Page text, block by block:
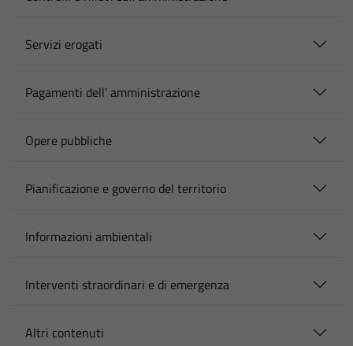
Servizi erogati
Pagamenti dell' amministrazione
Opere pubbliche
Pianificazione e governo del territorio
Informazioni ambientali
Interventi straordinari e di emergenza
Altri contenuti